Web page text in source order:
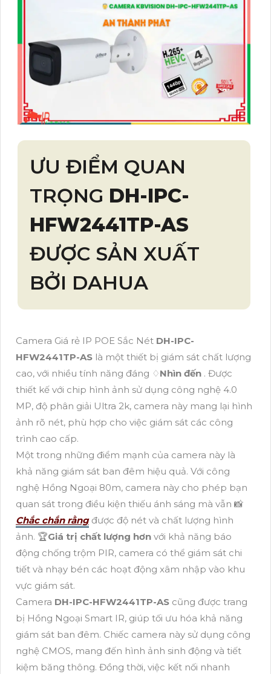
ƯU ĐIỂM QUAN
TRỌNG DH-IPC-
HFW2441TP-AS
ĐƯỢC SẢN XUẤT
BỞI DAHUA
Camera Giá rẻ IP POE Sắc Nét DH-IPC-
HFW2441TP-AS là một thiết bị giám sát chất lượng
cao, với nhiều tính năng đáng ♢Nhìn đến . Được
thiết kế với chip hình ảnh sử dụng công nghệ 4.0
MP, độ phân giải Ultra 2k, camera này mang lại hình
ảnh rõ nét, phù hợp cho việc giám sát các công
trình cao cấp.
Một trong những điểm mạnh của camera này là
khả năng giám sát ban đêm hiệu quả. Với công
nghệ Hồng Ngoại 80m, camera này cho phép bạn
quan sát trong điều kiện thiếu ánh sáng mà vẫn 📸
Chắc chắn rằngđược độ nét và chất lượng hình
ảnh. ️🏆Giá trị chất lượng hơn với khả năng báo
động chống trộm PIR, camera có thể giám sát chi
tiết và nhạy bén các hoạt động xâm nhập vào khu
vực giám sát.
Camera DH-IPC-HFW2441TP-AS cũng được trang
bị Hồng Ngoại Smart IR, giúp tối ưu hóa khả năng
giám sát ban đêm. Chiếc camera này sử dụng công
nghệ CMOS, mang đến hình ảnh sinh động và tiết
kiệm băng thông. Đồng thời, việc kết nối nhanh